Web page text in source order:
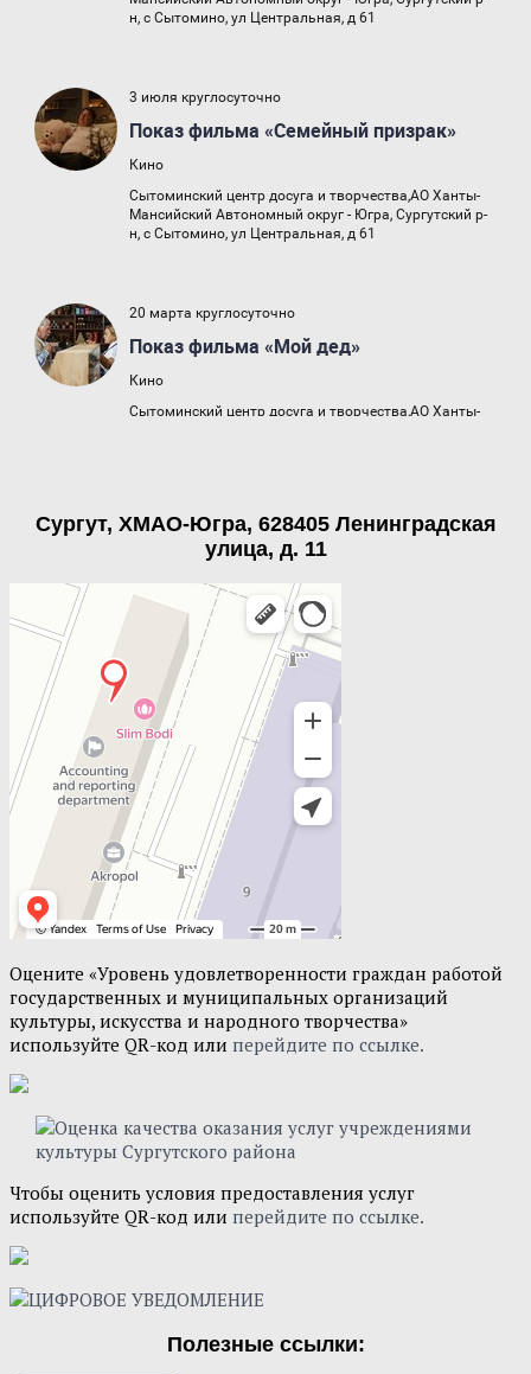
Сургут, ХМАО-Югра, 628405 Ленинградская
улица, д. 11
Оцените «Уровень удовлетворенности граждан работой
государственных и муниципальных организаций
культуры, искусства и народного творчества»
используйте QR-код или перейдите по ссылке.
Чтобы оценить условия предоставления услуг
используйте QR-код или перейдите по ссылке.
Полезные ссылки: